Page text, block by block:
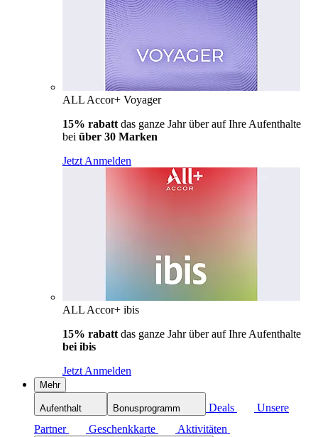
ALL Accor+ Voyager
15% rabatt das ganze Jahr über auf Ihre Aufenthalte
bei über 30 Marken
Jetzt Anmelden
ALL Accor+ ibis
15% rabatt das ganze Jahr über auf Ihre Aufenthalte
bei ibis
Jetzt Anmelden
Mehr
Aufenthalt Bonusprogramm Deals
Unsere
Partner
Geschenkkarte Aktivitäten